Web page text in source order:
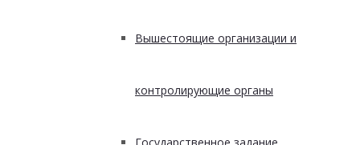
Вышестоящие организации и
контролирующие органы